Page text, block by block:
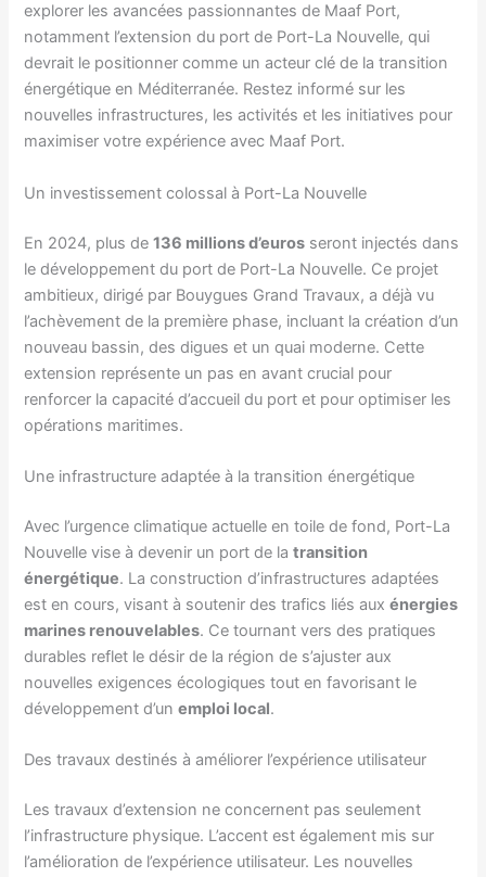
explorer les avancées passionnantes de Maaf Port,
notamment l’extension du port de Port-La Nouvelle, qui
devrait le positionner comme un acteur clé de la transition
énergétique en Méditerranée. Restez informé sur les
nouvelles infrastructures, les activités et les initiatives pour
maximiser votre expérience avec Maaf Port.
Un investissement colossal à Port-La Nouvelle
En 2024, plus de136 millions d’euros seront injectés dans
le développement du port de Port-La Nouvelle. Ce projet
ambitieux, dirigé par Bouygues Grand Travaux, a déjà vu
l’achèvement de la première phase, incluant la création d’un
nouveau bassin, des digues et un quai moderne. Cette
extension représente un pas en avant crucial pour
renforcer la capacité d’accueil du port et pour optimiser les
opérations maritimes.
Une infrastructure adaptée à la transition énergétique
Avec l’urgence climatique actuelle en toile de fond, Port-La
Nouvelle vise à devenir un port de latransition
énergétique. La construction d’infrastructures adaptées
est en cours, visant à soutenir des trafics liés auxénergies
marines renouvelables. Ce tournant vers des pratiques
durables reflet le désir de la région de s’ajuster aux
nouvelles exigences écologiques tout en favorisant le
développement d’unemploi local.
Des travaux destinés à améliorer l’expérience utilisateur
Les travaux d’extension ne concernent pas seulement
l’infrastructure physique. L’accent est également mis sur
l’amélioration de l’expérience utilisateur. Les nouvelles